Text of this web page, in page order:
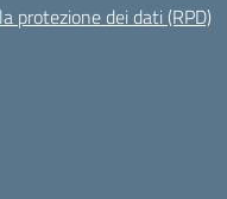
protezione dei dati (RPD)